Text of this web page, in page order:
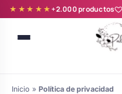
★★★★★+2.000 productos
Inicio » Política de privacidad